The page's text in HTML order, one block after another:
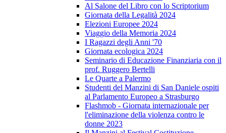
Al Salone del Libro con lo Scriptorium
Giornata della Legalità 2024
Elezioni Europee 2024
Viaggio della Memoria 2024
I Ragazzi degli Anni '70
Giornata ecologica 2024
Seminario di Educazione Finanziaria con il
prof. Ruggero Bertelli
Le Quarte a Palermo
Studenti del Manzini di San Daniele ospiti
al Parlamento Europeo a Strasburgo
Flashmob - Giornata internazionale per
l'eliminazione della violenza contro le
donne 2023